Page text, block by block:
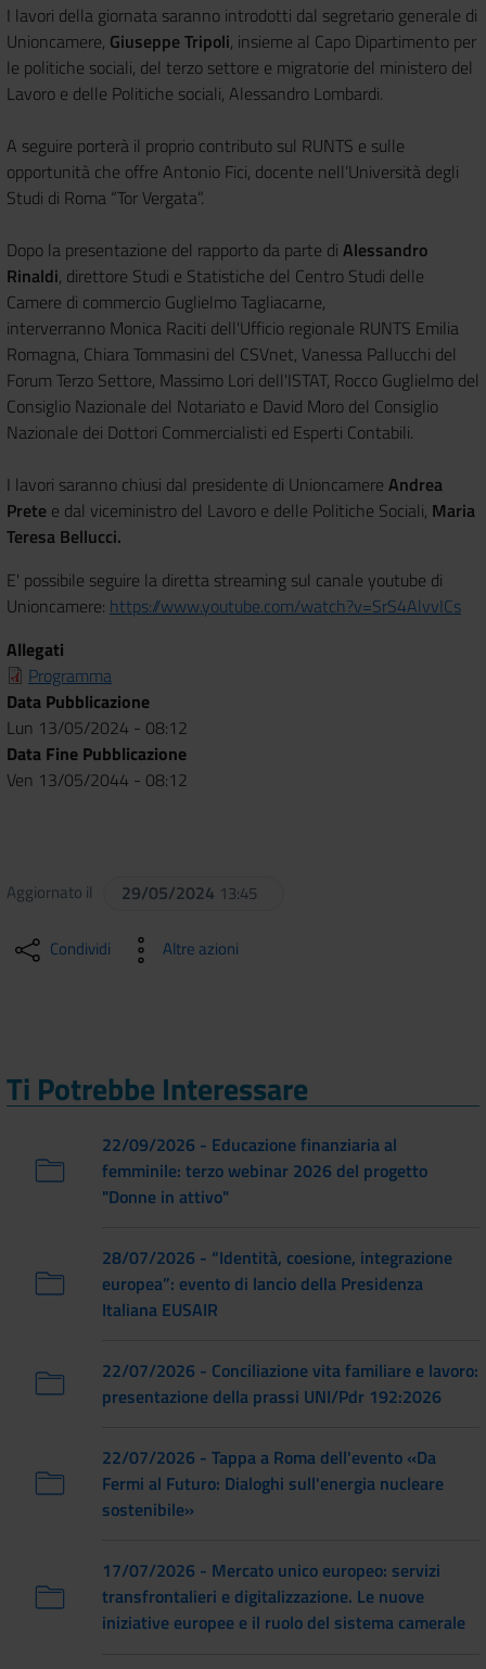
I lavori della giornata saranno introdotti dal segretario generale di
Unioncamere, Giuseppe Tripoli, insieme al Capo Dipartimento per
le politiche sociali, del terzo settore e migratorie del ministero del
Lavoro e delle Politiche sociali, Alessandro Lombardi.
A seguire porterà il proprio contributo sul RUNTS e sulle
opportunità che offre Antonio Fici, docente nell’Università degli
Studi di Roma “Tor Vergata”.
Dopo la presentazione del rapporto da parte di Alessandro
Rinaldi, direttore Studi e Statistiche del Centro Studi delle
Camere di commercio Guglielmo Tagliacarne,
interverranno Monica Raciti dell'Ufficio regionale RUNTS Emilia
Romagna, Chiara Tommasini del CSVnet, Vanessa Pallucchi del
Forum Terzo Settore, Massimo Lori dell'ISTAT, Rocco Guglielmo del
Consiglio Nazionale del Notariato e David Moro del Consiglio
Nazionale dei Dottori Commercialisti ed Esperti Contabili.
I lavori saranno chiusi dal presidente di Unioncamere Andrea
Prete e dal viceministro del Lavoro e delle Politiche Sociali, Maria
Teresa Bellucci.
E' possibile seguire la diretta streaming sul canale youtube di
Unioncamere: https://www.youtube.com/watch?v=SrS4AlvvICs
Allegati
Programma
Data Pubblicazione
Lun 13/05/2024 - 08:12
Data Fine Pubblicazione
Ven 13/05/2044 - 08:12
Aggiornato il 29/05/2024 13:45
Condividi Altre azioni
Ti Potrebbe Interessare
22/09/2026 - Educazione finanziaria al
femminile: terzo webinar 2026 del progetto
"Donne in attivo"
28/07/2026 - “Identità, coesione, integrazione
europea”: evento di lancio della Presidenza
Italiana EUSAIR
22/07/2026 - Conciliazione vita familiare e lavoro:
presentazione della prassi UNI/Pdr 192:2026
22/07/2026 - Tappa a Roma dell'evento «Da
Fermi al Futuro: Dialoghi sull'energia nucleare
sostenibile»
17/07/2026 - Mercato unico europeo: servizi
transfrontalieri e digitalizzazione. Le nuove
iniziative europee e il ruolo del sistema camerale